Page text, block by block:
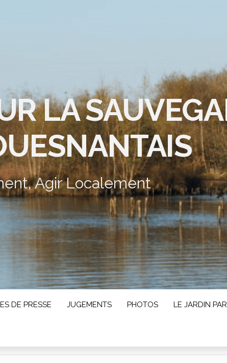
LA
Agir Localement
DE PRESSE JUGEMENTS PHOTOS LE JARDIN